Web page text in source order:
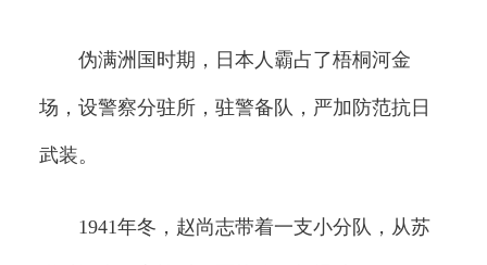
伪满洲国时期，日本人霸占了梧桐河金
场，设警察分驻所，驻警备队，严加防范抗日
武装。
1941年冬，赵尚志带着一支小分队，从苏